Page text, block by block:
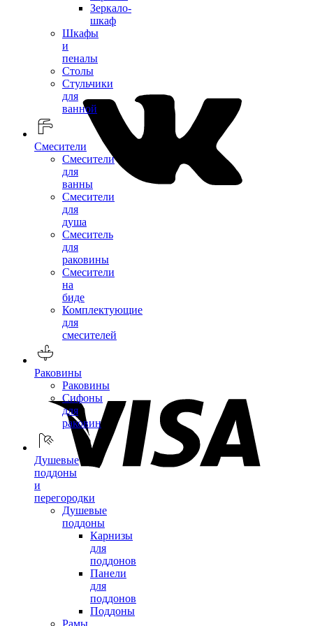
Зеркало-
шкаф
Шкафы
и
пеналы
Столы
Стульчики
для
ванной
Смесители
Смесители
для
ванны
Смесители
для
душа
Смеситель
для
раковины
Смесители
на
биде
Комплектующие
для
смесителей
Раковины
Раковины
Сифоны
для
раковин
Душевые
поддоны
и
перегородки
Душевые
поддоны
Карнизы
для
поддонов
Панели
для
поддонов
Поддоны